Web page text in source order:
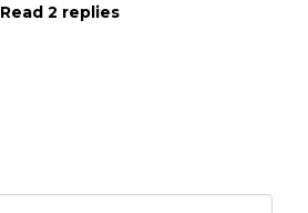
Read 2 replies